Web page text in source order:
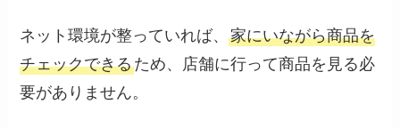
ネット環境が整っていれば、家にいながら商品を
チェックできるため、店舗に行って商品を見る必
要がありません。